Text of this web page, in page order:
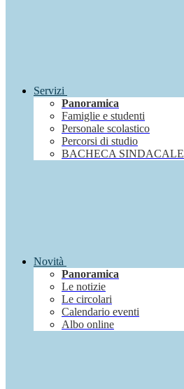
Servizi
Panoramica
Famiglie e studenti
Personale scolastico
Percorsi di studio
BACHECA SINDACALE
Novità
Panoramica
Le notizie
Le circolari
Calendario eventi
Albo online